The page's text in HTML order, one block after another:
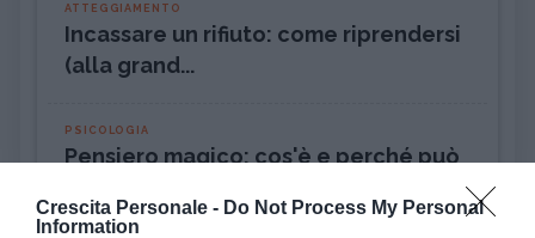
Crescita Personale - Do Not Process My Personal
Information
ATTEGGIAMENTO
Incassare un rifiuto: come riprendersi
(alla grand...
PSICOLOGIA
Pensiero magico: cos'è e perché può